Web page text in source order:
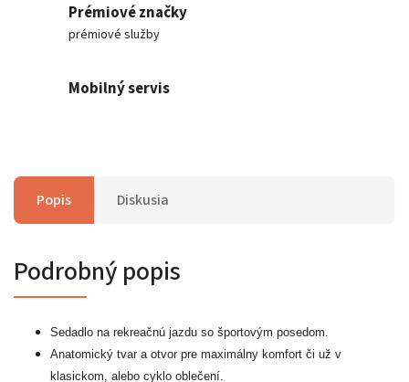
Prémiové značky
prémiové služby
Mobilný servis
Popis Diskusia
Podrobný popis
Sedadlo na rekreačnú jazdu so športovým posedom.
Anatomický tvar a otvor pre maximálny komfort či už v
klasickom, alebo cyklo oblečení.